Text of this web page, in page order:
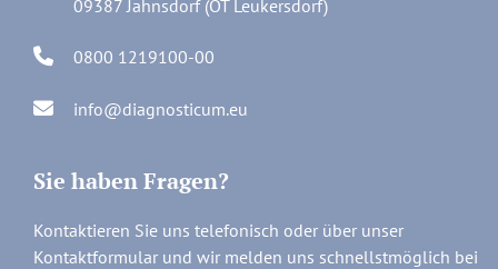
09387 Jahnsdorf (OT Leukersdorf)
0800 1219100-00
info@diagnosticum.eu
Sie haben Fragen?
Kontaktieren Sie uns telefonisch oder über unser
Kontaktformular und wir melden uns schnellstmöglich bei